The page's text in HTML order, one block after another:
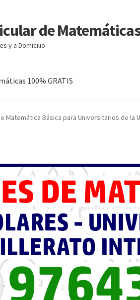
de
y a Domicilio
100% GRATIS
Matemática Básica para Universitarios de la